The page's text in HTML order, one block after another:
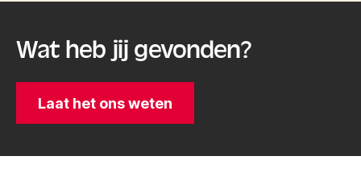
Wat heb jij gevonden?
Laat het ons weten